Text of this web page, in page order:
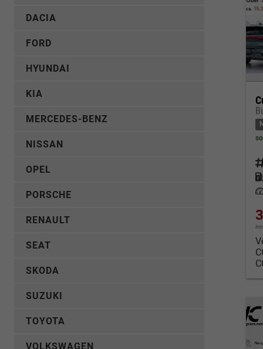
DACIA
FORD
HYUNDAI
KIA
MERCEDES-BENZ
NISSAN
OPEL
PORSCHE
RENAULT
SEAT
SKODA
SUZUKI
TOYOTA
VOLKSWAGEN